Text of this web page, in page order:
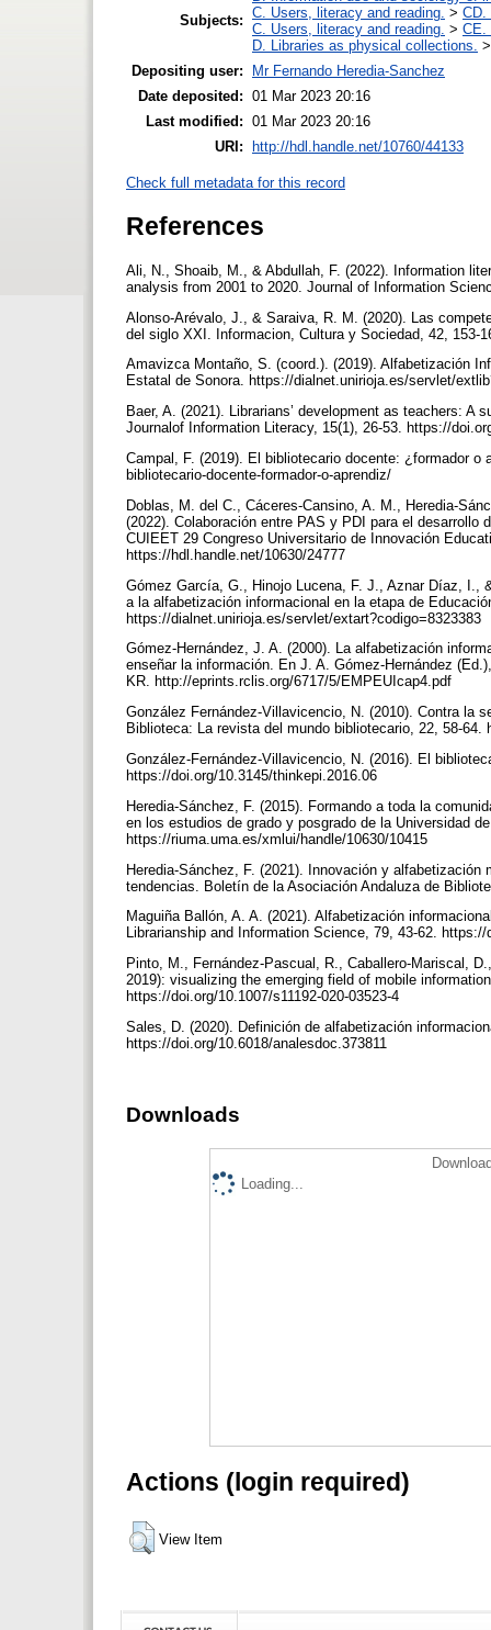
Subjects: C. Users, literacy and reading. > CD.
C. Users, literacy and reading. > CE.
D. Libraries as physical collections.
Depositing user:
Mr Fernando Heredia-Sanchez
Date deposited: 01 Mar 2023 20:16
Last modified: 01 Mar 2023 20:16
URI:
http://hdl.handle.net/10760/44133
Check full metadata for this record
References
Ali, N., Shoaib, M., & Abdullah, F. (2022). Information
analysis from 2001 to 2020. Journal of Information
Alonso-Arévalo, J., & Saraiva, R. M. (2020). Las
del siglo XXI. Informacion, Cultura y Sociedad, 42, 153-
Amavizca Montaño, S. (coord.). (2019). Alfabetización
Estatal de Sonora. https://dialnet.unirioja.es/servlet/
Baer, A. (2021). Librarians’ development as teachers:
Journalof Information Literacy, 15(1), 26-53. https://
Campal, F. (2019). El bibliotecario docente: ¿formador
bibliotecario-docente-formador-o-aprendiz/
Doblas, M. del C., Cáceres-Cansino, A. M., Heredia-
(2022). Colaboración entre PAS y PDI para el
CUIEET 29 Congreso Universitario de Innovación
https://hdl.handle.net/10630/24777
Gómez García, G., Hinojo Lucena, F. J., Aznar Díaz, I.,
a la alfabetización informacional en la etapa de
https://dialnet.unirioja.es/servlet/extart?codigo=8323383
Gómez-Hernández, J. A. (2000). La alfabetización
enseñar la información. En J. A. Gómez-Hernández
KR. http://eprints.rclis.org/6717/5/EMPEUIcap4.pdf
González Fernández-Villavicencio, N. (2010). Contra la
Biblioteca: La revista del mundo bibliotecario, 22, 58-
González-Fernández-Villavicencio, N. (2016). El
https://doi.org/10.3145/thinkepi.2016.06
Heredia-Sánchez, F. (2015). Formando a toda la
en los estudios de grado y posgrado de la Universidad
https://riuma.uma.es/xmlui/handle/10630/10415
Heredia-Sánchez, F. (2021). Innovación y
tendencias. Boletín de la Asociación Andaluza de
Maguiña Ballón, A. A. (2021). Alfabetización
Librarianship and Information Science, 79, 43-62.
Pinto, M., Fernández-Pascual, R., Caballero-Mariscal,
2019): visualizing the emerging field of mobile
https://doi.org/10.1007/s11192-020-03523-4
Sales, D. (2020). Definición de alfabetización
https://doi.org/10.6018/analesdoc.373811
Downloads
Loading...
Actions (login required)
View Item